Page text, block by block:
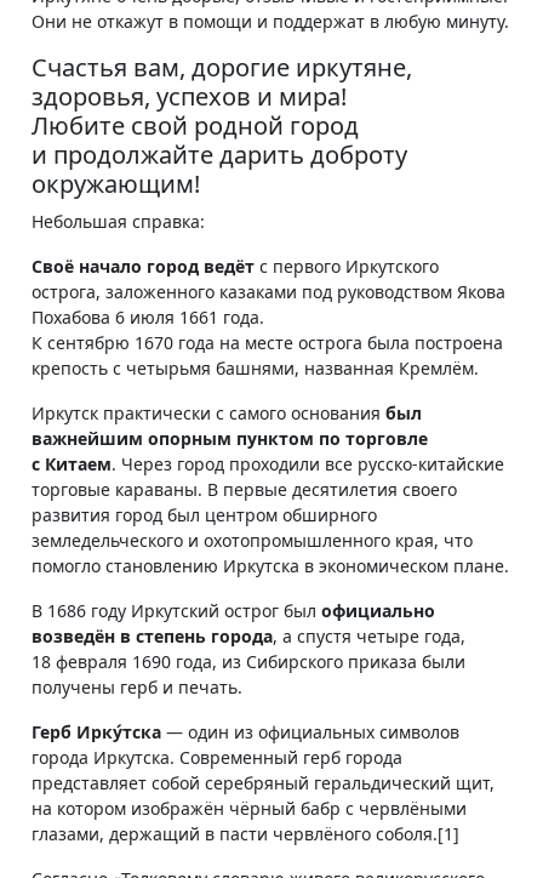
Они не откажут в помощи и поддержат в любую минуту.
Счастья вам, дорогие иркутяне,
здоровья, успехов и мира!
Любите свой родной город
и продолжайте дарить доброту
окружающим!
Небольшая справка:
Своё начало город ведёт с первого Иркутского
острога, заложенного казаками под руководством Якова
Похабова 6 июля 1661 года.
К сентябрю 1670 года на месте острога была построена
крепость с четырьмя башнями, названная Кремлём.
Иркутск практически с самого основания был
важнейшим опорным пунктом по торговле
с Китаем. Через город проходили все русско-китайские
торговые караваны. В первые десятилетия своего
развития город был центром обширного
земледельческого и охотопромышленного края, что
помогло становлению Иркутска в экономическом плане.
В 1686 году Иркутский острог был официально
возведён в степень города, а спустя четыре года,
18 февраля 1690 года, из Сибирского приказа были
получены герб и печать.
Герб Ирку́тска — один из официальных символов
города Иркутска. Современный герб города
представляет собой серебряный геральдический щит,
на котором изображён чёрный бабр с червлёными
глазами, держащий в пасти червлёного соболя.[1]